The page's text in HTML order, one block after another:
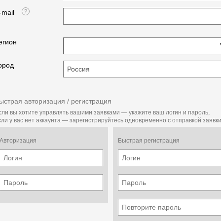
mail
авторизация / регистрация
вы хотите управлять вашими заявками — укажите ваш логин и пароль,
у вас нет аккаунта — зарегистрируйтесь одновременно с отправкой
Авторизация Быстрая регистрация